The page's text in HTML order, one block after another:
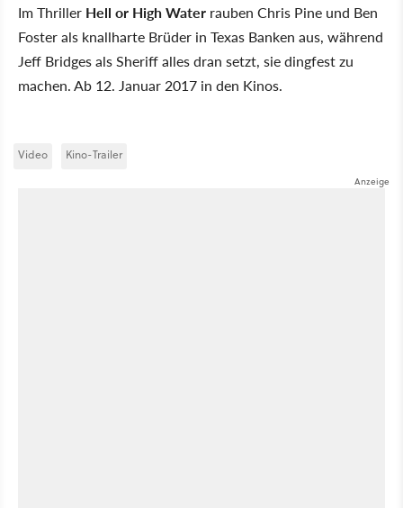
Im Thriller Hell or High Water rauben Chris Pine und Ben
Foster als knallharte Brüder in Texas Banken aus, während
Jeff Bridges als Sheriff alles dran setzt, sie dingfest zu
machen. Ab 12. Januar 2017 in den Kinos.
Video Kino-Trailer